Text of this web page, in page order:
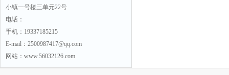
小镇一号楼三单元22号
电话：
手机：19337185215
E-mail：2500987417@qq.com
网站：www.56032126.com